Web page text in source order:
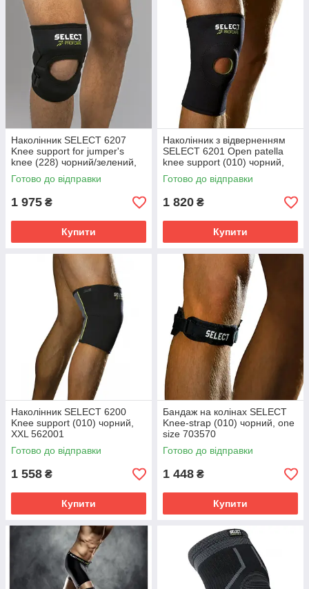
Наколінник SELECT 6207
Knee support for jumper's
knee (228) чорний/зелений,
XXL 562070
Готово до відправки
1 975 ₴
Купити
Наколінник з відверненням
SELECT 6201 Open patella
knee support (010) чорний,
XXL 562010
Готово до відправки
1 820 ₴
Купити
Наколінник SELECT 6200
Knee support (010) чорний,
XXL 562001
Готово до відправки
1 558 ₴
Купити
Бандаж на колінах SELECT
Knee-strap (010) чорний, one
size 703570
Готово до відправки
1 448 ₴
Купити